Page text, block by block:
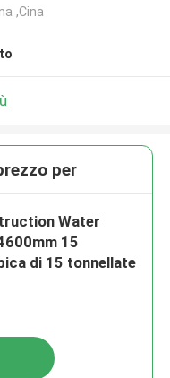
,Cina
per
Water
15
di 15 tonnellate